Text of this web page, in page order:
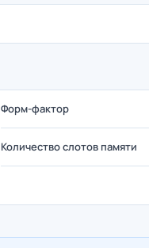
Форм-фактор
Количество слотов памяти